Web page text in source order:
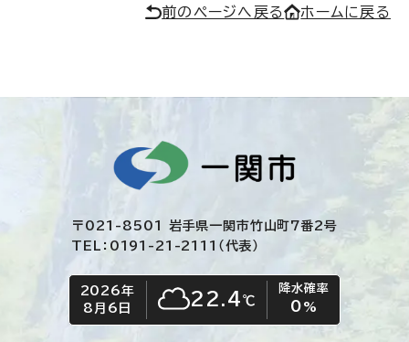
前のページへ戻る ホームに戻る
〒021-8501 岩手県一関市竹山町7番2号
TEL：0191-21-2111（代表）
今日の日付
2026年
8月6日
今日の天気
くもり22.4 ℃
降水確率
0 %